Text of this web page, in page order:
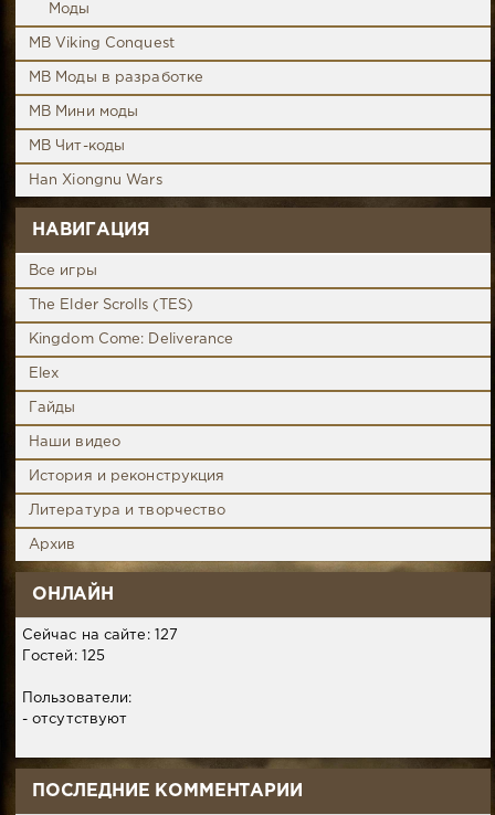
Моды
MB Viking Conquest
MB Моды в разработке
MB Мини моды
MB Чит-коды
Han Xiongnu Wars
НАВИГАЦИЯ
Все игры
The Elder Scrolls (TES)
Kingdom Come: Deliverance
Elex
Гайды
Наши видео
История и реконструкция
Литература и творчество
Архив
ОНЛАЙН
Сейчас на сайте: 127
Гостей: 125
Пользователи:
- отсутствуют
ПОСЛЕДНИЕ КОММЕНТАРИИ